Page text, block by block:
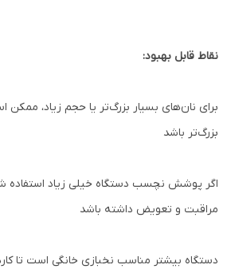
نقاط قابل بهبود:
برای نان‌های بسیار بزرگ‌تر یا حجم زیاد، ممکن
بزرگ‌تر باشد
اگر پوشش نچسب دستگاه خیلی زیاد استفاده
مراقبت و تعویض داشته باشد
دستگاه بیشتر مناسب نخبازی خانگی است تا